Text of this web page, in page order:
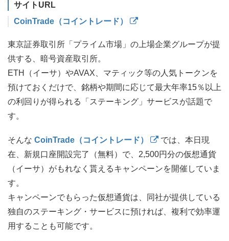
サイトURL
CoinTrade（コイントレード）
東京証券取引所「プライム市場」の上場企業グループが提
供する、暗号資産取引所。
ETH（イーサ）やAVAX、マティック等の人気トークンを
預けておくだけで、銘柄や期間に応じて最大年率15％以上
の利回りが得られる「ステーキング」サービスが話題で
す。
そんな CoinTrade（コイントレード）
では、本日現
在、新規口座開設完了（無料）で、2,500円分の仮想通貨
（イーサ）がもれなく貰えるキャンペーンを開催していま
す。
キャンペーンでもらった仮想通貨は、同社が提供している
独自のステーキング・サービスに預ければ、複利で効率運
用することも可能です。